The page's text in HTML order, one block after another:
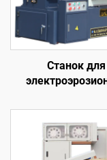
Станок для
электродом
однопроходного
DK7735